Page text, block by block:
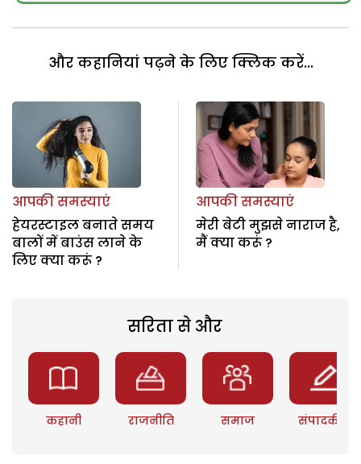
और कहानियां पढ़ने के लिए क्लिक करें...
आपकी समस्याएं
हेयरस्टाइल बनाते समय
बालों में बाउंस लाने के
लिए क्या करूं ?
आपकी समस्याएं
मेरी बेटी मुझसे नाराज है,
मैं क्या करूं ?
सरिता से और
कहानी राजनीति समाज संपादकीय